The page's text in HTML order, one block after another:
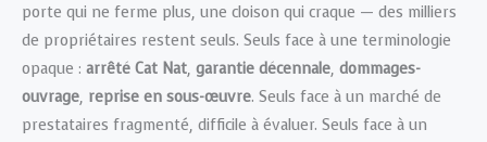
porte qui ne ferme plus, une cloison qui craque — des milliers
de propriétaires restent seuls. Seuls face à une terminologie
opaque : arrêté Cat Nat, garantie décennale, dommages-
ouvrage, reprise en sous-œuvre. Seuls face à un marché de
prestataires fragmenté, difficile à évaluer. Seuls face à un